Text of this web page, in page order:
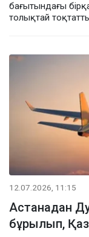
бағытындағы
толықтай
12.07.2026, 11:15
Астанадан
бұрылып,